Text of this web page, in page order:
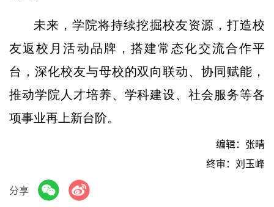
未来，学院将持续挖掘校友资源，打造校
友返校月活动品牌，搭建常态化交流合作平
台，深化校友与母校的双向联动、协同赋能，
推动学院人才培养、学科建设、社会服务等各
项事业再上新台阶。
编辑：张晴
终审：刘玉峰
分享